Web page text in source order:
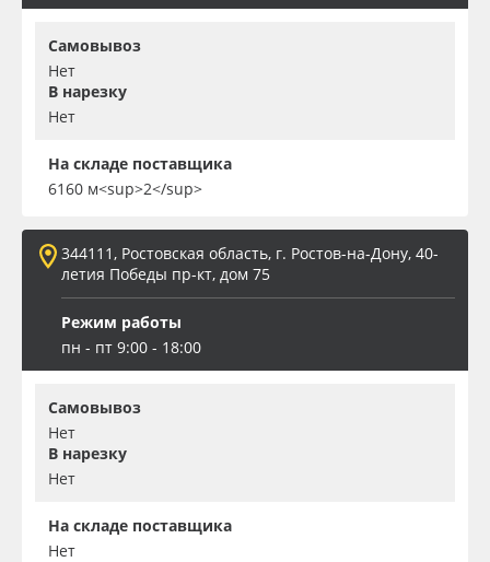
Самовывоз
Нет
В нарезку
Нет
На складе поставщика
6160 м<sup>2</sup>
344111, Ростовская область, г. Ростов-на-Дону, 40-
летия Победы пр-кт, дом 75
Режим работы
пн - пт 9:00 - 18:00
Самовывоз
Нет
В нарезку
Нет
На складе поставщика
Нет